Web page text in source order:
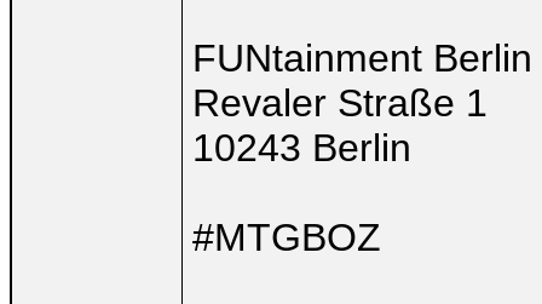
FUNtainment Berlin
Revaler Straße 1
10243 Berlin
#MTGBOZ